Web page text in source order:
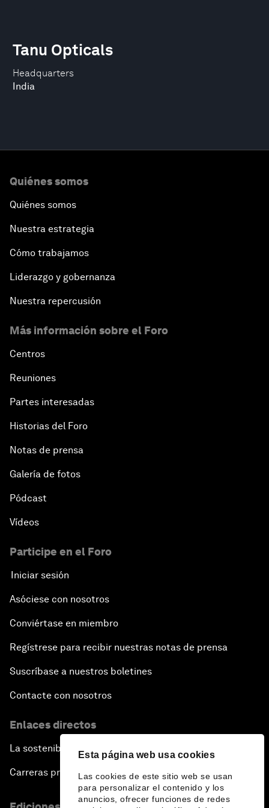
Esta página web usa cookies
Las cookies de este sitio web se usan
para personalizar el contenido y los
anuncios, ofrecer funciones de redes
Headquarters
India
Tanu Opticals
Quiénes somos
Quiénes somos
Nuestra estrategia
Cómo trabajamos
Liderazgo y gobernanza
Nuestra repercusión
Más información sobre el Foro
Centros
Reuniones
Partes interesadas
Historias del Foro
Notas de prensa
Galería de fotos
Pódcast
Vídeos
Participe en el Foro
Iniciar sesión
Asóciese con nosotros
Conviértase en miembro
Regístrese para recibir nuestras notas de prensa
Suscríbase a nuestros boletines
Contacte con nosotros
Enlaces directos
La sostenibilidad en el Foro
Carreras profesionales